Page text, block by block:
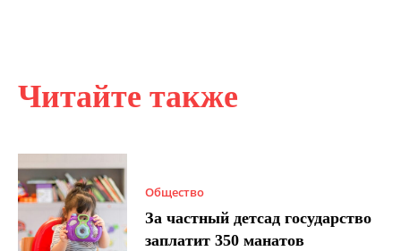
Читайте также
Общество
За частный детсад государство
заплатит 350 манатов